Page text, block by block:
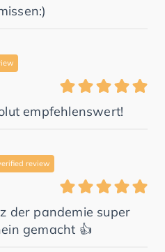
empfehlenswert!
review
der pandemie super
gemacht 👍